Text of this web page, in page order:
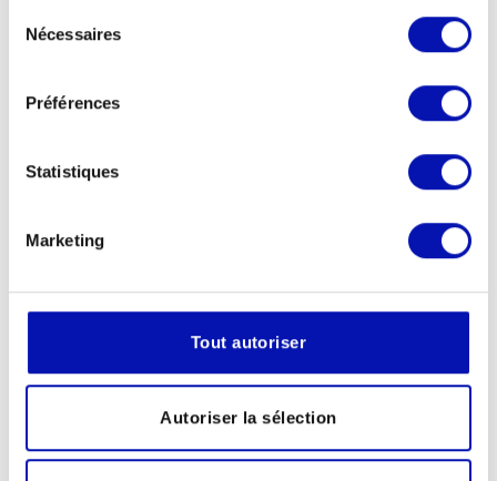
Nécessaires
Préférences
Statistiques
Marketing
Tout autoriser
Autoriser la sélection
para. 1a). Ledit consentement peut être
Payer en toute sécurité avecRaiseNow
Protection des données